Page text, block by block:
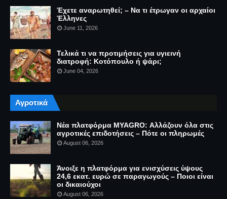
Έχετε αναρωτηθεί; – Να τι έτρωγαν οι αρχαίοι
Έλληνες
June 11, 2026
Τελικά τι να προτιμήσεις για υγιεινή
διατροφή: Κοτόπουλο ή ψάρι;
June 04, 2026
Αγροτικά
Νέα πλατφόρμα MYAGRO: Αλλάζουν όλα στις
αγροτικές επιδοτήσεις – Πότε οι πληρωμές
August 06, 2026
Άνοιξε η πλατφόρμα για ενισχύσεις ύψους
24,6 εκατ. ευρώ σε παραγωγούς – Ποιοι είναι
οι δικαιούχοι
August 06, 2026